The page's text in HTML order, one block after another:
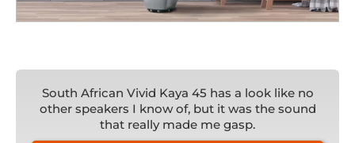
South African Vivid Kaya 45 has a look like no
other speakers I know of, but it was the sound
that really made me gasp.